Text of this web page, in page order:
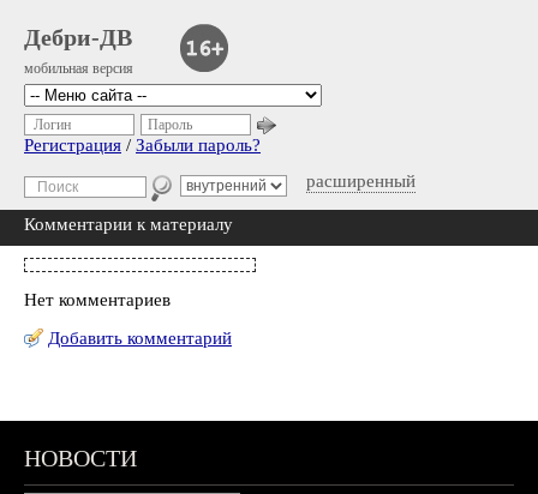
Дебри-ДВ
мобильная версия
расширенный
Логин Пароль
Регистрация / Забыли пароль?
Комментарии к материалу
Нет комментариев
Добавить комментарий
НОВОСТИ